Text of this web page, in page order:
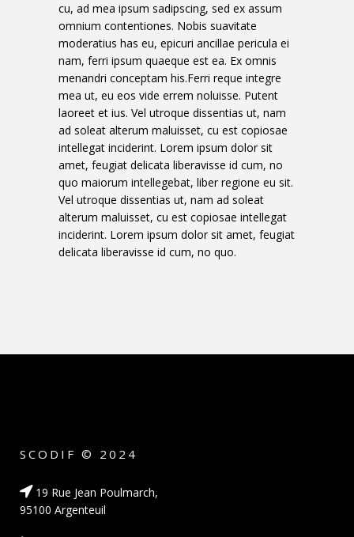
cu, ad mea ipsum sadipscing, sed ex assum
omnium contentiones. Nobis suavitate
moderatius has eu, epicuri ancillae pericula ei
nam, ferri ipsum quaeque est ea. Ex omnis
menandri conceptam his.Ferri reque integre
mea ut, eu eos vide errem noluisse. Putent
laoreet et ius. Vel utroque dissentias ut, nam
ad soleat alterum maluisset, cu est copiosae
intellegat inciderint. Lorem ipsum dolor sit
amet, feugiat delicata liberavisse id cum, no
quo maiorum intellegebat, liber regione eu sit.
Vel utroque dissentias ut, nam ad soleat
alterum maluisset, cu est copiosae intellegat
inciderint. Lorem ipsum dolor sit amet, feugiat
delicata liberavisse id cum, no quo.
SCODIF © 2024
19 Rue Jean Poulmarch,
95100 Argenteuil